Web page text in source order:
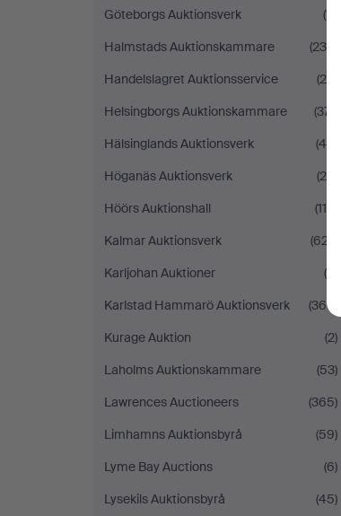
Göteborgs Auktionsverk
(11)
Halmstads Auktionskammare
(230)
Handelslagret Auktionsservice
(28)
Helsingborgs Auktionskammare
(371)
Hälsinglands Auktionsverk
(44)
Höganäs Auktionsverk
(20)
Höörs Auktionshall
(118)
Kalmar Auktionsverk
(627)
Karljohan Auktioner
(4)
Karlstad Hammarö Auktionsverk
(366)
Kurage Auktion
(2)
Laholms Auktionskammare
(53)
Lawrences Auctioneers
(365)
Limhamns Auktionsbyrå
(59)
Lyme Bay Auctions
(6)
Lysekils Auktionsbyrå
(45)